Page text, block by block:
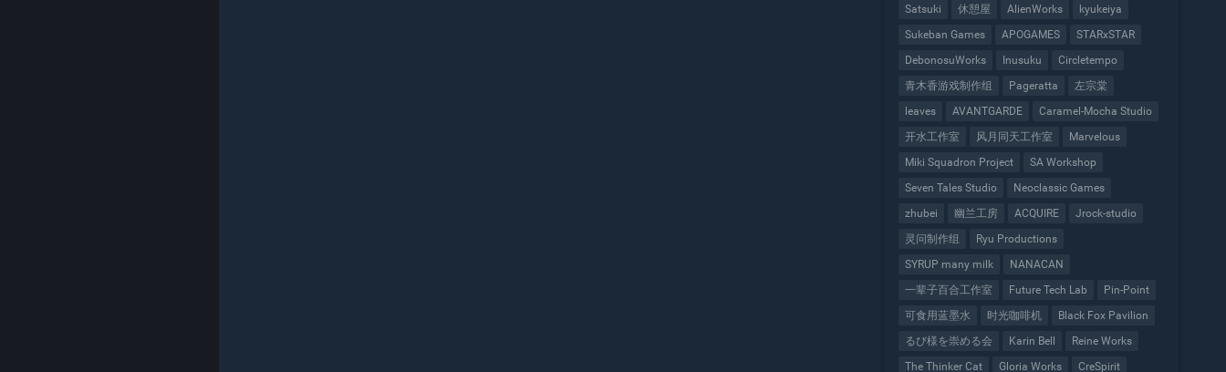
Satsuki
休憩屋 AlienWorks
kyukeiya
Sukeban Games
APOGAMES
STARxSTAR
DebonosuWorks
Inusuku
Circletempo
青木香游戏制作组
Pageratta
左宗棠
leaves
AVANTGARDE
Caramel-Mocha Studio
开水工作室
风月同天工作室
Marvelous
Miki Squadron Project
SA Workshop
Seven Tales Studio
Neoclassic Games
zhubei
幽兰工房 ACQUIRE
Jrock-studio
灵问制作组
Ryu Productions
SYRUP many milk
NANACAN
一辈子百合工作室
Future Tech Lab
Pin-Point
可食用蓝墨水
时光咖啡机
Black Fox Pavilion
るび様を崇める会
Karin Bell
Reine Works
The Thinker Cat
Gloria Works CreSpirit